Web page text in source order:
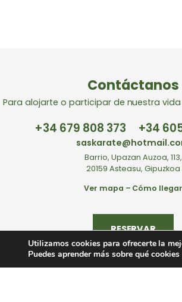
Contáctanos
Para alojarte o participar de nuestra
+34 679 808 373 +34
Barrio, Upazan Auzoa, 113,
20159 Asteasu, Gipuzkoa
Ver mapa – Cómo llegar
RESERVAR
Utilizamos cookies para ofrecerte la
Puedes aprender más sobre qué